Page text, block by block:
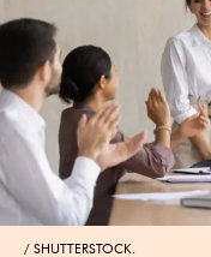
SHUTTERSTOCK.